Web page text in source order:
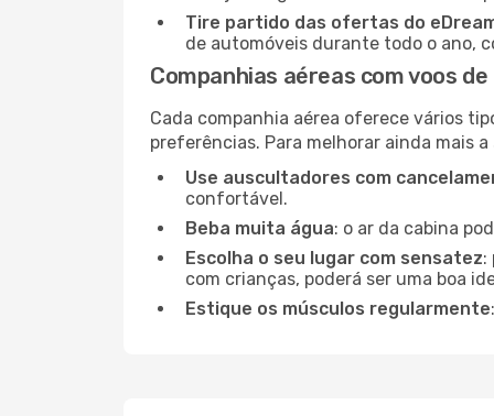
Tire partido das ofertas do
de automóveis durante todo o ano,
Companhias aéreas com voos
Cada companhia aérea oferece vários
preferências. Para melhorar ainda mais
Use auscultadores com
confortável.
Beba muita água: o ar da cabina
Escolha o seu lugar com sensatez:
com crianças, poderá ser uma boa
Estique os músculos regularmente